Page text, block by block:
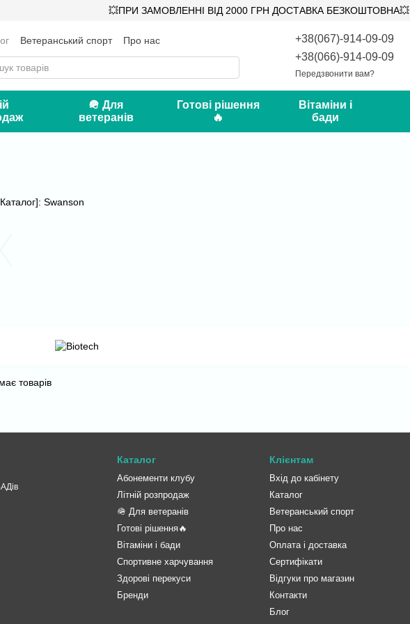
💥ПРИ ЗАМОВЛЕННІ ВІД 2000 ГРН ДОСТАВКА БЕЗКОШТОВНА💥
Ветеранський спорт
Про нас
і доставка
Сертифікати
Відгуки про магазин
Блог
+38(067)-914-09-09
+38(066)-914-09-09
Передзвонити вам?
🪖 Для
ветеранів
Готові рішення
🔥
Вітаміни і
бади
товарів
Каталог
Абонементи клубу
Літній розпродаж
🪖 Для ветеранів
Готові рішення🔥
Вітаміни і бади
Спортивне харчування
Здорові перекуси
Бренди
Клієнтам
Вхід до кабінету
Каталог
Ветеранський спорт
Про нас
Оплата і доставка
Сертифікати
Відгуки про магазин
Контакти
Блог